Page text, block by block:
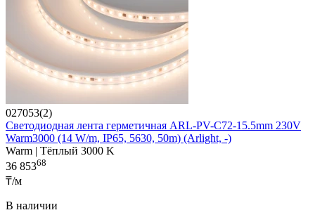
027053(2)
Светодиодная лента герметичная ARL-PV-C72-15.5mm 230V
Warm3000 (14 W/m, IP65, 5630, 50m) (Arlight, -)
Warm | Тёплый 3000 K
36 85368
₸/м
В наличии